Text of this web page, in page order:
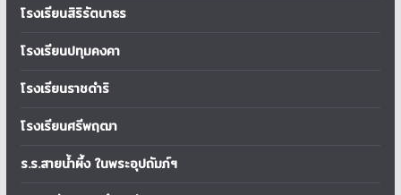
โรงเรียนสิริรัตนาธร
โรงเรียนปทุมคงคา
โรงเรียนราชดำริ
โรงเรียนศรีพฤฒา
ร.ร.สายน้ำผึ้ง ในพระอุปถัมภ์ฯ